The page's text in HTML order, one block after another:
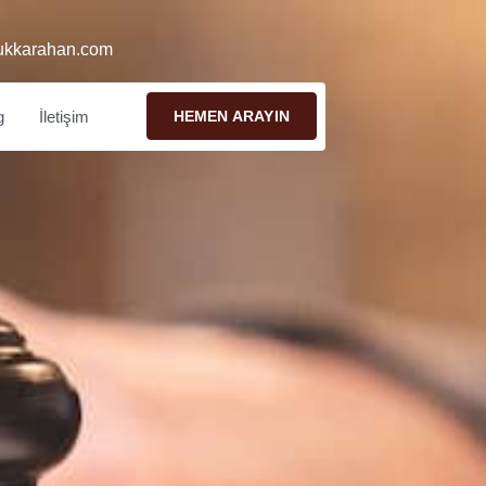
İletişim HEMEN ARAYIN